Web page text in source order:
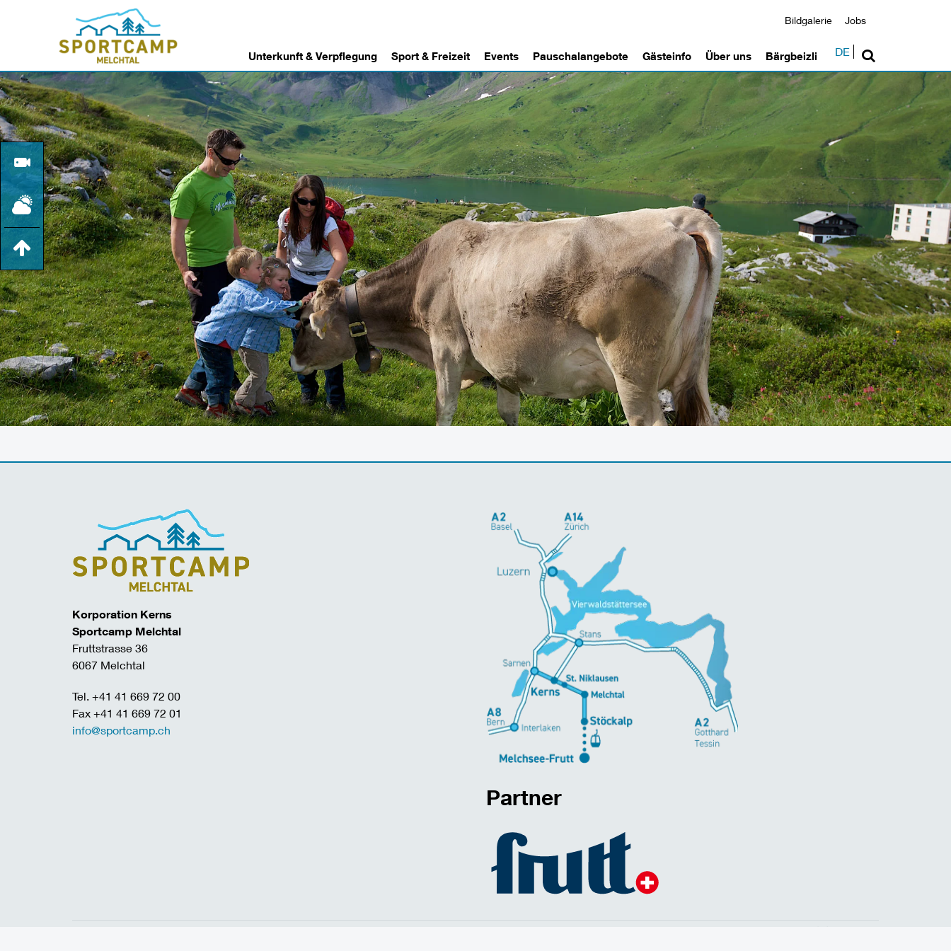
Bildgalerie Jobs
Unterkunft & Verpflegung Sport & Freizeit Events Pauschalangebote Gästeinfo Über uns Bärgbeizli DE
Korporation Kerns
Sportcamp Melchtal
Fruttstrasse 36
6067 Melchtal
Tel. +41 41 669 72 00
Fax +41 41 669 72 01
info@sportcamp.ch
Partner